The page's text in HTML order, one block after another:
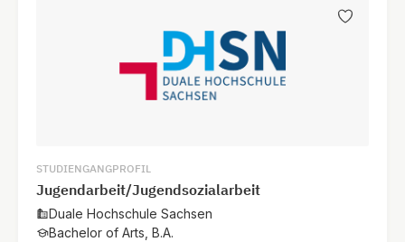
STUDIENGANGPROFIL
Jugendarbeit/Jugendsozialarbeit
Duale Hochschule Sachsen
Bachelor of Arts, B.A.